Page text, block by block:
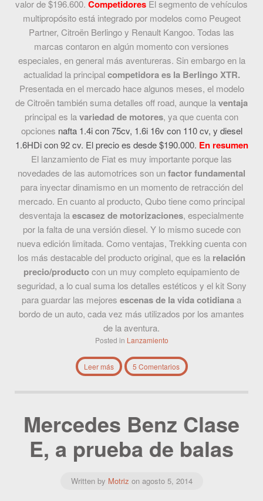
valor de $196.600. Competidores El segmento de vehículos
multipropósito está integrado por modelos como Peugeot
Partner, Citroën Berlingo y Renault Kangoo. Todas las
marcas contaron en algún momento con versiones
especiales, en general más aventureras. Sin embargo en la
actualidad la principalcompetidora es la Berlingo XTR.
Presentada en el mercado hace algunos meses, el modelo
de Citroën también suma detalles off road, aunque laventaja
principal es lavariedad de motores, ya que cuenta con
opciones nafta 1.4i con 75cv, 1.6i 16v con 110 cv, y diesel
1.6HDi con 92 cv. El precio es desde $190.000. En resumen
El lanzamiento de Fiat es muy importante porque las
novedades de las automotrices son unfactor fundamental
para inyectar dinamismo en un momento de retracción del
mercado. En cuanto al producto, Qubo tiene como principal
desventaja laescasez de motorizaciones, especialmente
por la falta de una versión diesel. Y lo mismo sucede con
nueva edición limitada. Como ventajas, Trekking cuenta con
los más destacable del producto original, que es la relación
precio/productocon un muy completo equipamiento de
seguridad, a lo cual suma los detalles estéticos y el kit Sony
para guardar las mejores escenas de la vida cotidianaa
bordo de un auto, cada vez más utilizados por los amantes
de la aventura.
Posted in Lanzamiento
Leer más 5 Comentarios
Mercedes Benz Clase
E, a prueba de balas
Written by Motriz on agosto 5, 2014